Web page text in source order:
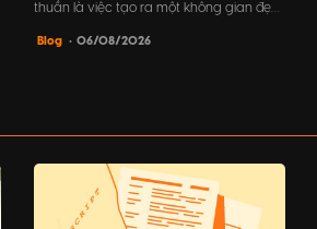
thuần là việc tạo ra một không gian đẹp
lớn. Đó là cách để công ty khẳng định
Blog • 06/08/2026